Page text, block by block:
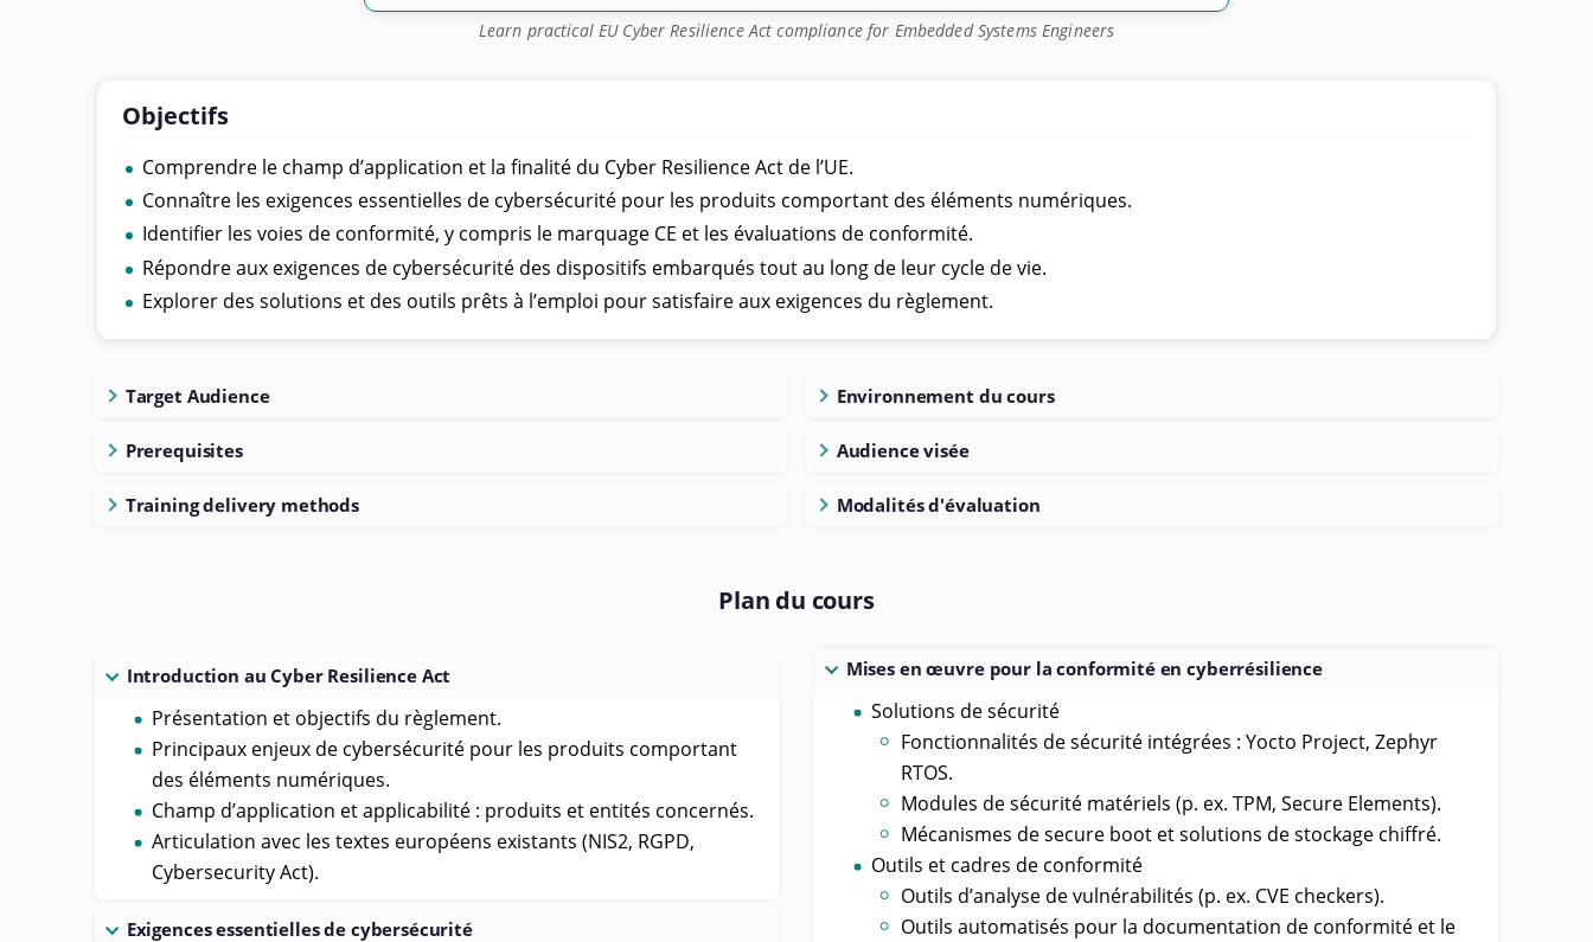
Learn practical EU Cyber Resilience Act compliance for Embedded Systems Engineers
Objectifs
Comprendre le champ d’application et la finalité du Cyber Resilience Act de l’UE.
Connaître les exigences essentielles de cybersécurité pour les produits comportant des éléments numériques.
Identifier les voies de conformité, y compris le marquage CE et les évaluations de conformité.
Répondre aux exigences de cybersécurité des dispositifs embarqués tout au long de leur cycle de vie.
Explorer des solutions et des outils prêts à l’emploi pour satisfaire aux exigences du règlement.
Target Audience
Prerequisites
Training delivery methods
Environnement du cours
Audience visée
Modalités d'évaluation
Plan du cours
Introduction au Cyber Resilience Act
Présentation et objectifs du règlement.
Principaux enjeux de cybersécurité pour les produits comportant
des éléments numériques.
Champ d’application et applicabilité : produits et entités concernés.
Articulation avec les textes européens existants (NIS2, RGPD,
Cybersecurity Act).
Exigences essentielles de cybersécurité
Mises en œuvre pour la conformité en cyberrésilience
Solutions de sécurité
Fonctionnalités de sécurité intégrées : Yocto Project, Zephyr
RTOS.
Modules de sécurité matériels (p. ex. TPM, Secure Elements).
Mécanismes de secure boot et solutions de stockage chiffré.
Outils et cadres de conformité
Outils d’analyse de vulnérabilités (p. ex. CVE checkers).
Outils automatisés pour la documentation de conformité et le